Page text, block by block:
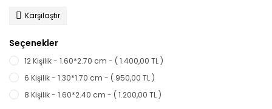
Karşılaştır
Seçenekler
12 Kişilik - 1.60*2.70 cm - ( 1.400,00 TL )
6 Kişilik - 1.30*1.70 cm - ( 950,00 TL )
8 Kişilik - 1.60*2.40 cm - ( 1.200,00 TL )